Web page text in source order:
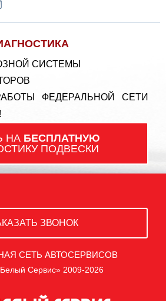
СИСТЕМЫ
ФЕДЕРАЛЬНОЙ СЕТИ
НА БЕСПЛАТНУЮ
ПОДВЕСКИ
ЗВОНОК
СЕТЬ АВТОСЕРВИСОВ
Сервис» 2009-2026